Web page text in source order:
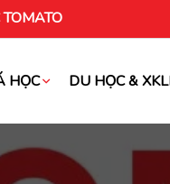
HỌC DU HỌC &